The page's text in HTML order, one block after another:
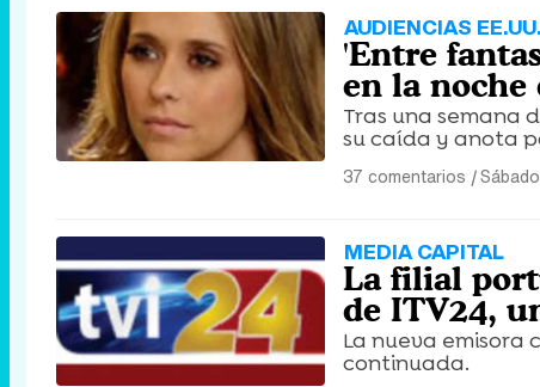
AUDIENCIAS
'Entre
en la noche
Tras una semana
su caída y anota
37 comentarios |
MEDIA CAPITAL
La filial
de ITV24,
La nueva emisora
continuada.